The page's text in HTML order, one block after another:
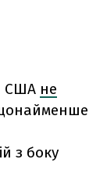
США не
з боку